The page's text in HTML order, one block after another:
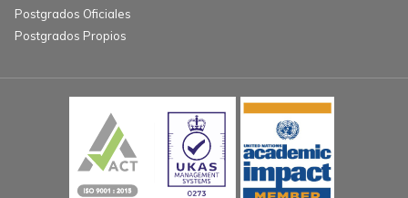
Postgrados Oficiales
Postgrados Propios